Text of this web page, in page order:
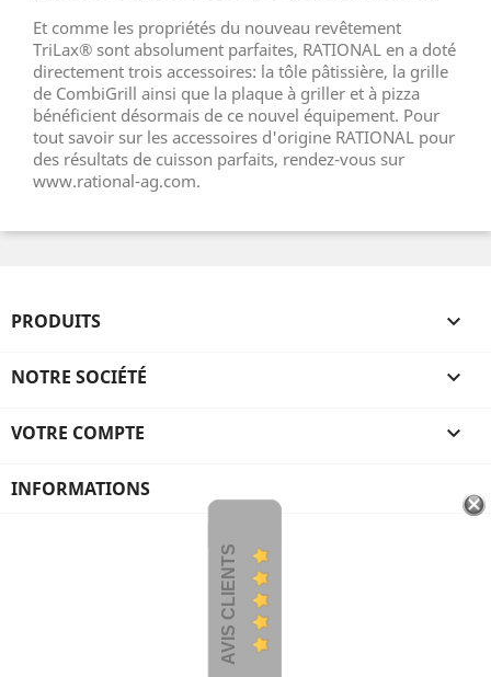
Et comme les propriétés du nouveau revêtement
TriLax® sont absolument parfaites, RATIONAL en a doté
directement trois accessoires: la tôle pâtissière, la grille
de CombiGrill ainsi que la plaque à griller et à pizza
bénéficient désormais de ce nouvel équipement. Pour
tout savoir sur les accessoires d'origine RATIONAL pour
des résultats de cuisson parfaits, rendez-vous sur
www.rational-ag.com.
PRODUITS 
NOTRE SOCIÉTÉ 
VOTRE COMPTE 
INFORMATIONS
AVIS CLIENTS